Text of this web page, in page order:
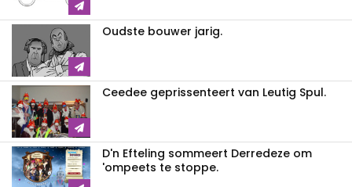
Oudste bouwer jarig.
Ceedee geprissenteert van Leutig Spul.
D'n Efteling sommeert Derredeze om
'ompeets te stoppe.